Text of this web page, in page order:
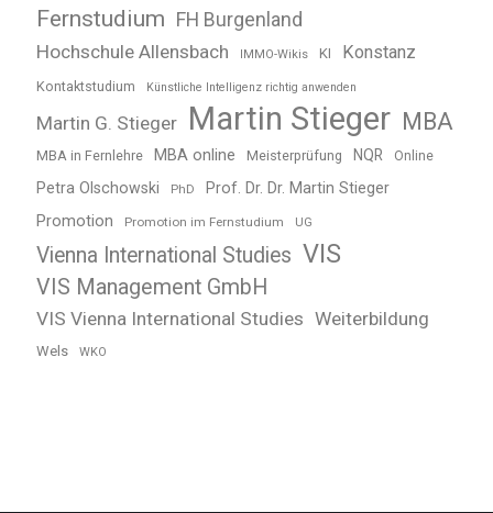
Fernstudium
FH Burgenland
Hochschule Allensbach
IMMO-Wikis KI Konstanz
Kontaktstudium Künstliche Intelligenz richtig anwenden
Martin G. Stieger Martin Stieger MBA
MBA in Fernlehre MBA online Meisterprüfung NQR Online
Petra Olschowski PhD Prof. Dr. Dr. Martin Stieger
Promotion Promotion im Fernstudium UG
Vienna International Studies VIS
VIS Management GmbH
VIS Vienna International Studies Weiterbildung
Wels WKO